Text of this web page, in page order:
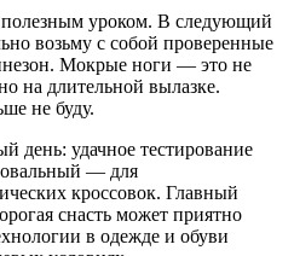
уроком. В следующий
возьму с собой проверенные
Мокрые ноги — это не
на длительной вылазке.
не буду.
день: удачное тестирование
— для
кроссовок. Главный
снасть может приятно
в одежде и обуви